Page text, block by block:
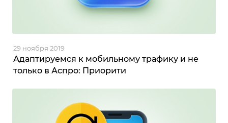
Адаптируемся к мобильному трафику и не
только в Аспро: Приорити
29 ноября 2019